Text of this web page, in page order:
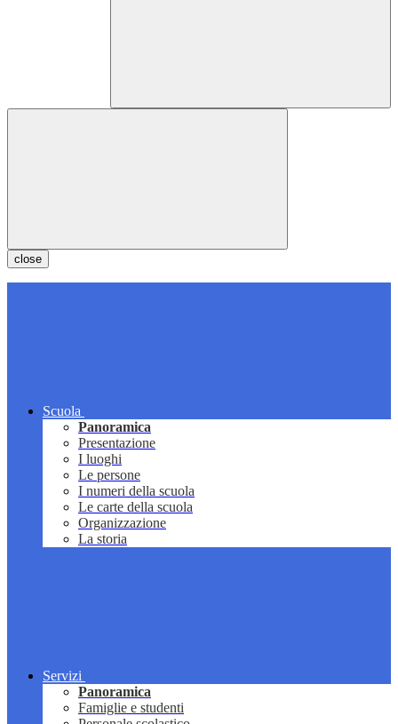
close
Scuola
Panoramica
Presentazione
I luoghi
Le persone
I numeri della scuola
Le carte della scuola
Organizzazione
La storia
Servizi
Panoramica
Famiglie e studenti